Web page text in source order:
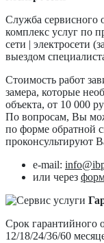
Служба сервисного
комплекс услуг по
сети | электросети
выездом
Стоимость работ
замера, которые
объекта, от 10 000
По вопросам, Вы
по форме обратной
проконсультируют
e-mail:
или через
Срок гарантийного
12/18/24/36/60